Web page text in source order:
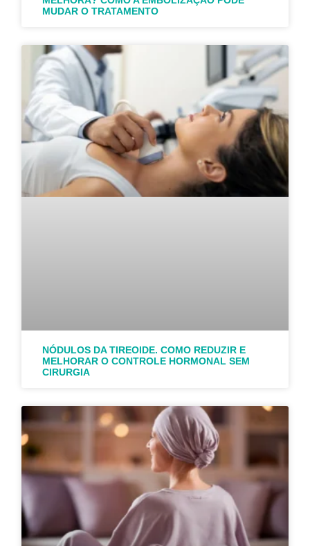
MUDAR O TRATAMENTO
NÓDULOS DA TIREOIDE. COMO REDUZIR E
MELHORAR O CONTROLE HORMONAL SEM
CIRURGIA